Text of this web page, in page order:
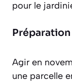
pour le
Agir en
une parcelle